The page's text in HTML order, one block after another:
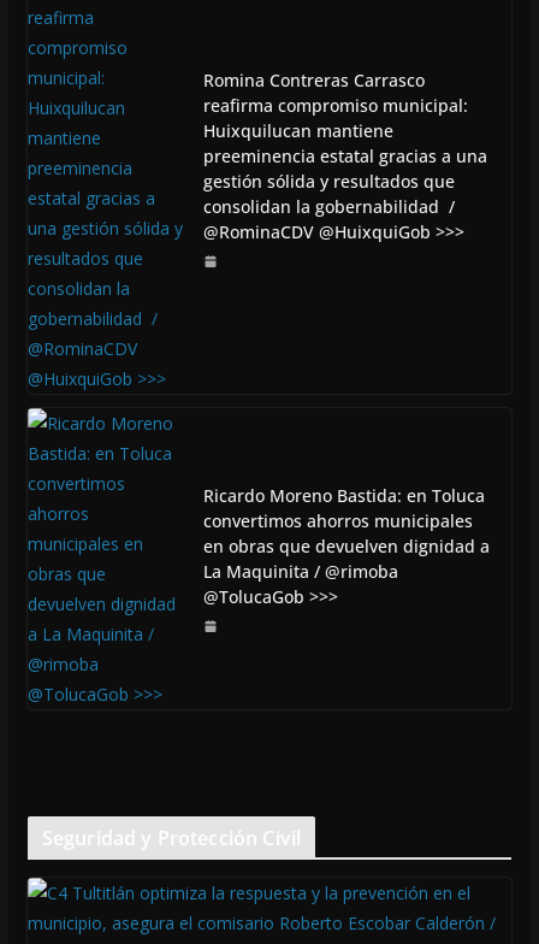
Romina Contreras Carrasco
reafirma compromiso municipal:
Huixquilucan mantiene
preeminencia estatal gracias a una
gestión sólida y resultados que
consolidan la gobernabilidad /
@RominaCDV @HuixquiGob >>>
Ricardo Moreno Bastida: en Toluca
convertimos ahorros municipales
en obras que devuelven dignidad a
La Maquinita / @rimoba
@TolucaGob >>>
Seguridad y Protección Civil